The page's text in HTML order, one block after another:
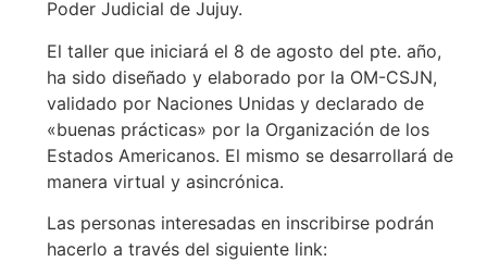
Poder Judicial de Jujuy.
El taller que iniciará el 8 de agosto del pte. año,
ha sido diseñado y elaborado por la OM-CSJN,
validado por Naciones Unidas y declarado de
«buenas prácticas» por la Organización de los
Estados Americanos. El mismo se desarrollará de
manera virtual y asincrónica.
Las personas interesadas en inscribirse podrán
hacerlo a través del siguiente link: